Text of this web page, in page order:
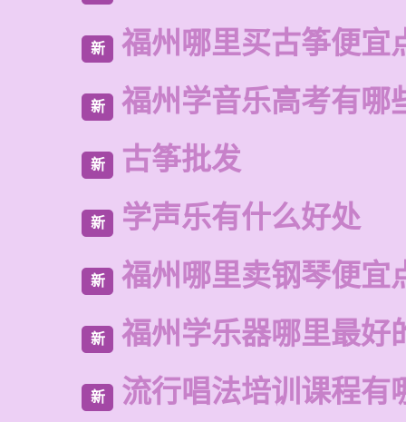
新 福州哪里买古筝便宜
新 福州学音乐高考有哪
新 古筝批发
新 学声乐有什么好处
新 福州哪里卖钢琴便宜
新 福州学乐器哪里最好
新 流行唱法培训课程有